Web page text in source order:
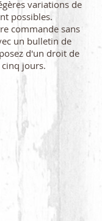
variations de
possibles.
commande sans
un bulletin de
d'un droit de
jours.